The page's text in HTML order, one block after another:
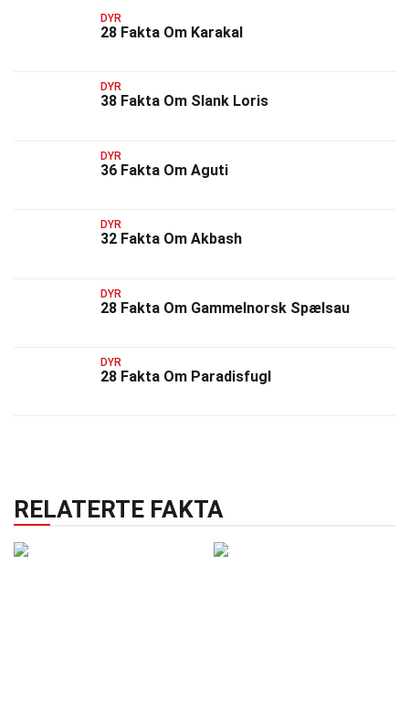
DYR
28 Fakta Om Karakal
DYR
38 Fakta Om Slank Loris
DYR
36 Fakta Om Aguti
DYR
32 Fakta Om Akbash
DYR
28 Fakta Om Gammelnorsk Spælsau
DYR
28 Fakta Om Paradisfugl
RELATERTE FAKTA